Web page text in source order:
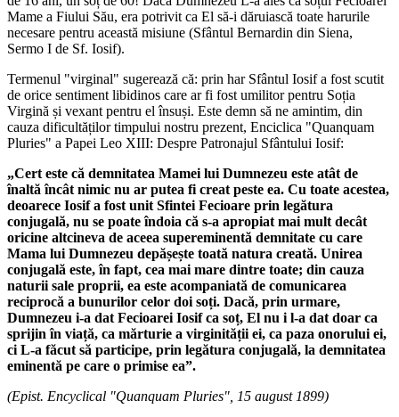
Mame a Fiului Său, era potrivit ca El să-i dăruiască toate harurile
necesare pentru această misiune (Sfântul Bernardin din Siena,
Sermo I de Sf. Iosif).
Termenul "virginal" sugerează că: prin har Sfântul Iosif a fost scutit
de orice sentiment libidinos care ar fi fost umilitor pentru Soția
Virgină și vexant pentru el însuși. Este demn să ne amintim, din
cauza dificultăților timpului nostru prezent, Enciclica "Quanquam
Pluries" a Papei Leo XIII: Despre Patronajul Sfântului Iosif:
„Cert este că demnitatea Mamei lui Dumnezeu este atât de
înaltă încât nimic nu ar putea fi creat peste ea. Cu toate acestea,
deoarece Iosif a fost unit Sfintei Fecioare prin legătura
conjugală, nu se poate îndoia că s-a apropiat mai mult decât
oricine altcineva de aceea supereminentă demnitate cu care
Mama lui Dumnezeu depășește toată natura creată. Unirea
conjugală este, în fapt, cea mai mare dintre toate; din cauza
naturii sale proprii, ea este acompaniată de comunicarea
reciprocă a bunurilor celor doi soți. Dacă, prin urmare,
Dumnezeu i-a dat Fecioarei Iosif ca soț, El nu i l-a dat doar ca
sprijin în viață, ca mărturie a virginității ei, ca paza onorului ei,
ci L-a făcut să participe, prin legătura conjugală, la demnitatea
eminentă pe care o primise ea”.
(Epist. Encyclical "Quanquam Pluries", 15 august 1899)